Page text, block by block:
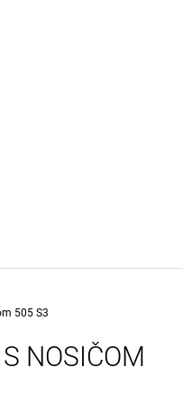
505 S3
NOSIČOM